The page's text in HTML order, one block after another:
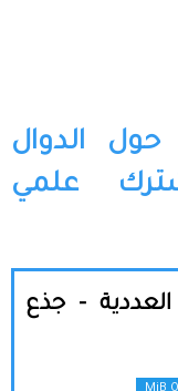
الدوال
علمي
- جذع